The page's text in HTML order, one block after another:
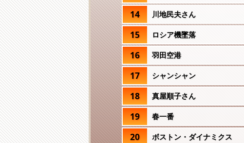
14 川地民夫さん
15 ロシア機墜落
16 羽田空港
17 シャンシャン
18 真屋順子さん
19 春一番
20 ボストン・ダイナミクス